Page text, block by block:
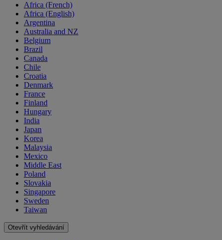
Africa (French)
Africa (English)
Argentina
Australia and NZ
Belgium
Brazil
Canada
Chile
Croatia
Denmark
France
Finland
Hungary
India
Japan
Korea
Malaysia
Mexico
Middle East
Poland
Slovakia
Singapore
Sweden
Taiwan
Otevřít vyhledávání